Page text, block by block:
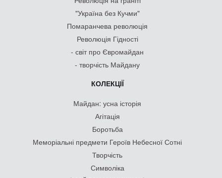
"Україна без Кучми"
Помаранчева революція
Революція Гідності
- світ про Євромайдан
- творчість Майдану
КОЛЕКЦІЇ
Майдан: усна історія
Агітація
Боротьба
Меморіальні предмети Героїв Небесної Сотні
Творчість
Символіка